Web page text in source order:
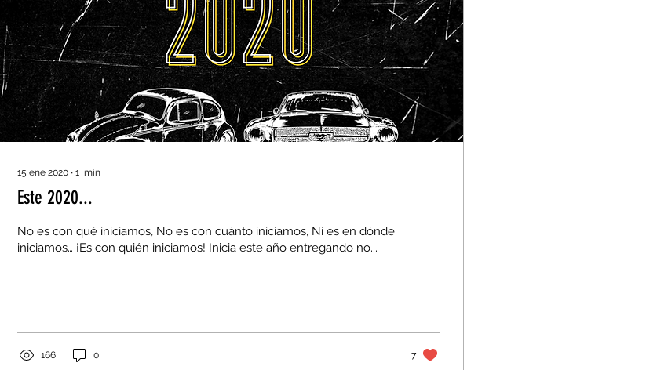
15 ene 2020 ∙ 1 min
Este 2020...
No es con qué iniciamos, No es con cuánto iniciamos, Ni es en dónde
iniciamos… ¡Es con quién iniciamos! Inicia este año entregando no...
166 0 7